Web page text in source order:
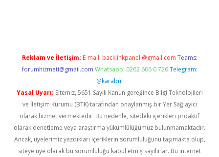
Reklam ve İletişim: E-mail: backlinkpaneli@gmail.com Teams:
forumhizmeti@gmail.com Whatsapp: 0262 606 0 726 Telegram:
@karabul
Yasal Uyarı: Sitemiz, 5651 Sayılı Kanun gereğince Bilgi Teknolojileri
ve İletişim Kurumu (BTK) tarafından onaylanmış bir Yer Sağlayıcı
olarak hizmet vermektedir. Bu nedenle, sitedeki içerikleri proaktif
olarak denetleme veya araştırma yükümlülüğümüz bulunmamaktadır.
Ancak, üyelerimiz yazdıkları içeriklerin sorumluluğunu taşımakta olup,
siteye üye olarak bu sorumluluğu kabul etmiş sayılırlar. Bu internet